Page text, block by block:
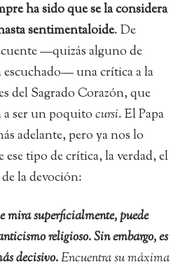
ha sido que se la considera
sentimentaloide. De
—quizás alguno de
escuchado— una crítica a la
del Sagrado Corazón, que
a ser un poquitocursi. El Papa
adelante, pero ya nos lo
tipo de crítica, la verdad, el
la devoción:
mira superficialmente, puede
religioso. Sin embargo, es
decisivo.Encuentra su máxima